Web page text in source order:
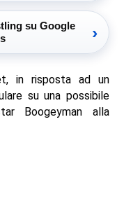
su Google
›
in risposta ad un
su una possibile
Boogeyman alla